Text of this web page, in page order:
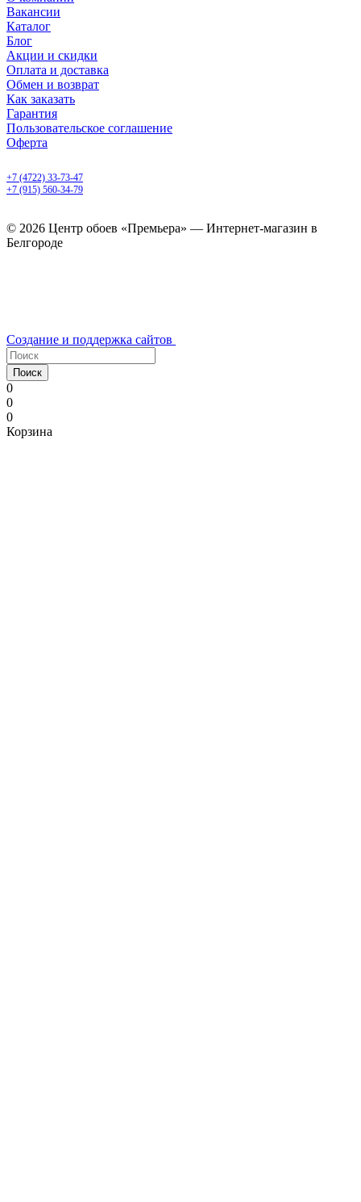
Вакансии
Каталог
Блог
Акции и скидки
Оплата и доставка
Обмен и возврат
Как заказать
Гарантия
Пользовательское соглашение
Оферта
+7 (4722) 33-73-47
+7 (915) 560-34-79
© 2026 Центр обоев «Премьера» — Интернет-магазин в
Белгороде
Создание и поддержка сайтов
Поиск
0
0
0
Корзина